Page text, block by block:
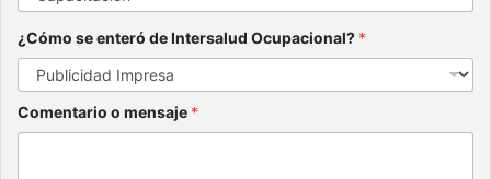
¿Cómo se enteró de Intersalud Ocupacional? *
Comentario o mensaje *